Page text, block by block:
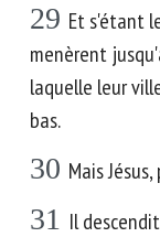
29 Et s'étant
menèrent
laquelle leur
bas.
30 Mais
31 Il